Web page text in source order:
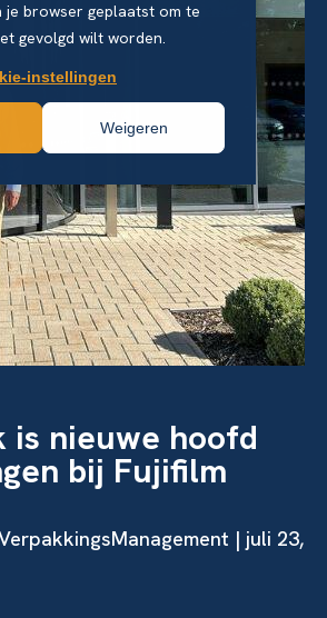
je browser geplaatst om te
gevolgd wilt worden.
instellingen
Weigeren
is nieuwe hoofd
bij Fujifilm
| juli 23,